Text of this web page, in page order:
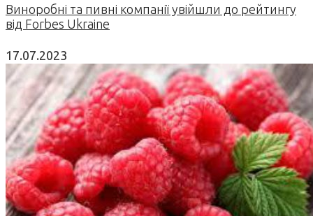
Виноробні та пивні компанії увійшли до рейтингу
від Forbes Ukraine
17.07.2023